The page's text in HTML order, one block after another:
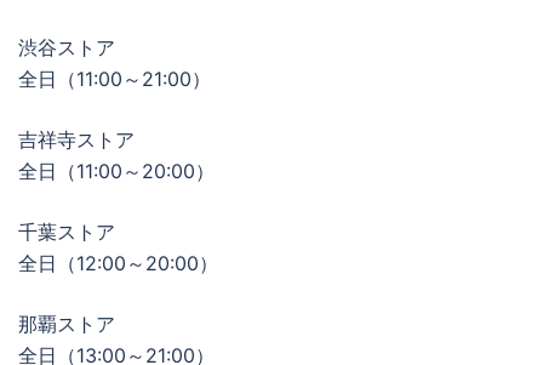
渋谷ストア
全日（11:00～21:00）
吉祥寺ストア
全日（11:00～20:00）
千葉ストア
全日（12:00～20:00）
那覇ストア
全日（13:00～21:00）